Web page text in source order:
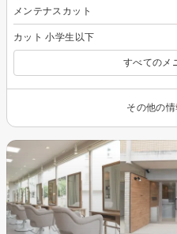
メンテナスカット
カット 小学生以下
すべてのメ
その他の